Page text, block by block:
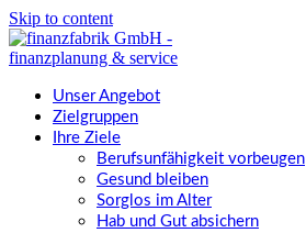
Skip to content
Unser Angebot
Zielgruppen
Ihre Ziele
Berufsunfähigkeit vorbeugen
Gesund bleiben
Sorglos im Alter
Hab und Gut absichern